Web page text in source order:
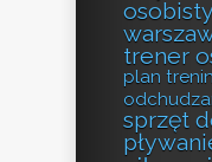
trener
plan
sprzęt